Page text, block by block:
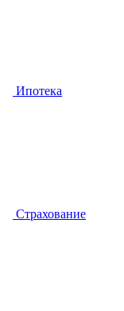
Ипотека
Страхование